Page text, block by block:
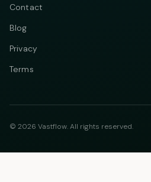
Contact
Blog
Privacy
Terms
© 2026 Vastflow. All rights reserved.